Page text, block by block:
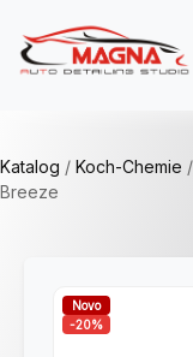
Katalog / Koch-Chemie /
Breeze
Novo
-20%